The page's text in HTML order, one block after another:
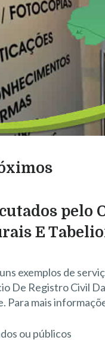
pelo
E
exemplos de
De Registro Civil
Para mais
ou públicos